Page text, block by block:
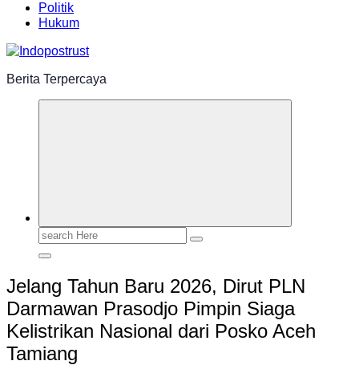
Politik
Hukum
Berita Terpercaya
Search
Jelang Tahun Baru 2026, Dirut PLN
Darmawan Prasodjo Pimpin Siaga
Kelistrikan Nasional dari Posko Aceh
Tamiang